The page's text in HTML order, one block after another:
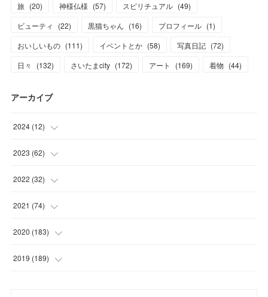
旅 (20) 神様仏様 (57) スピリチュアル (49)
ビューティ
(22) 黒猫ちゃん (16) プロフィール (1)
おいしいもの (111) イベントとか (58) 写真日記 (72)
日々
(132) さいたまcity (172) アート (169) 着物 (44)
アーカイブ
2024 (12)
(1
(1
(3
(3)
2023 (62)
(11 )
(3
(7)
(7)
2022 (32)
(1
(3)
(8)
2021 (74)
(17
(7)
2020 (183)
(17
2019 (189)